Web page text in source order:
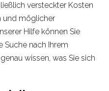
versteckter Kosten
und möglicher
Hilfe können Sie
Suche nach Ihrem
wissen, was Sie sich